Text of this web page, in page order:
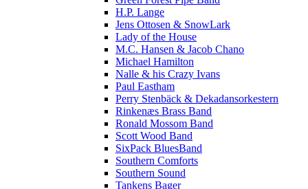
H.P. Lange
Jens Ottosen & SnowLark
Lady of the House
M.C. Hansen & Jacob Chano
Michael Hamilton
Nalle & his Crazy Ivans
Paul Eastham
Perry Stenbäck & Dekadansorkestern
Rinkenæs Brass Band
Ronald Mossom Band
Scott Wood Band
SixPack BluesBand
Southern Comforts
Southern Sound
Tankens Bager